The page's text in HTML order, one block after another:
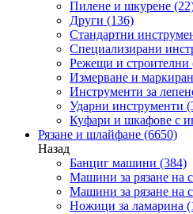
Пилене и шкурене
Други (136)
Стандартни
Специализирани
Режещи и строителни
Измерване и
Инструменти за
Ударни инструменти
Куфари и шкафове с
Рязане и шлайфане (6650)
Назад
Банциг машини (384)
Машини за рязане на
Машини за рязане на
Ножици за ламарина